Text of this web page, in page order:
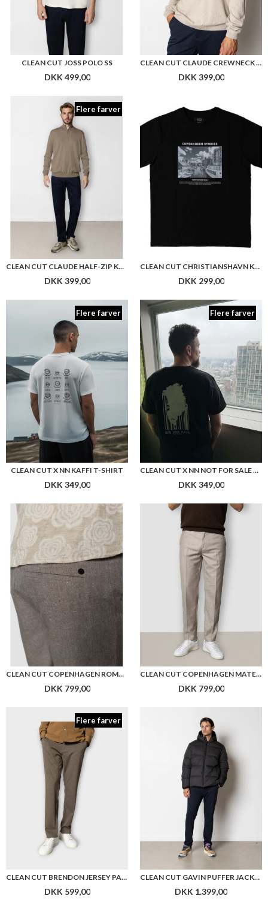
CLEAN CUT JOSS POLO SS
DKK 499,00
CLEAN CUT CLAUDE CREWNECK KNIT
DKK 399,00
Flere farver
CLEAN CUT CLAUDE HALF-ZIP KNIT
DKK 399,00
CLEAN CUT CHRISTIANSHAVN KANAL T SHIRT
DKK 299,00
Flere farver
CLEAN CUT X NN KAFFI T-SHIRT
DKK 349,00
Flere farver
CLEAN CUT X NN NOT FOR SALE T-SHIRT
DKK 349,00
CLEAN CUT COPENHAGEN ROMAN LINEN PANT
DKK 799,00
CLEAN CUT COPENHAGEN MATEO PANT
DKK 799,00
Flere farver
CLEAN CUT BRENDON JERSEY PANTS
DKK 599,00
CLEAN CUT GAVIN PUFFER JACKET
DKK 1.399,00